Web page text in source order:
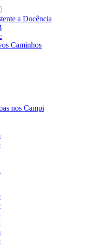
a Docência
Caminhos
nos Campi